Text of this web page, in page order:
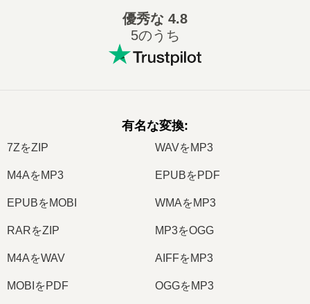
優秀な 4.8
5のうち
有名な変換:
7ZをZIP WAVをMP3
M4AをMP3 EPUBをPDF
EPUBをMOBI WMAをMP3
RARをZIP MP3をOGG
M4AをWAV AIFFをMP3
MOBIをPDF OGGをMP3